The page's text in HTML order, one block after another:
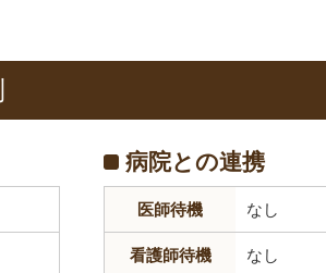
病院との連携
医師待機 なし
看護師待機 なし